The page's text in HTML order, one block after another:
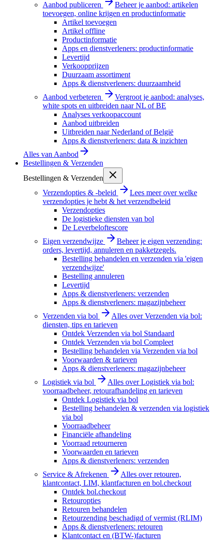
Aanbod publiceren
Beheer je aanbod: artikelen
toevoegen, online krijgen en productinformatie
Artikel toevoegen
Artikel offline
Productinformatie
Apps en dienstverleners: productinformatie
Levertijd
Verkoopprijzen
Duurzaam assortiment
Apps & dienstverleners: duurzaamheid
Aanbod verbeteren
Vergroot je aanbod: analyses,
white spots en uitbreiden naar NL of BE
Analyses verkoopaccount
Aanbod uitbreiden
Uitbreiden naar Nederland of België
Apps & dienstverleners: data & inzichten
Alles van Aanbod
Bestellingen & Verzenden
Bestellingen & Verzenden
Verzendopties & -beleid
Lees meer over welke
verzendopties je hebt & het verzendbeleid
Verzendopties
De logistieke diensten van bol
De Leverbeloftescore
Eigen verzendwijze
Beheer je eigen verzending:
orders, levertijd, annuleren en pakketzegels.
Bestelling behandelen en verzenden via 'eigen
verzendwijze'
Bestelling annuleren
Levertijd
Apps & dienstverleners: verzenden
Apps & dienstverleners: magazijnbeheer
Verzenden via bol
Alles over Verzenden via bol:
diensten, tips en tarieven
Ontdek Verzenden via bol Standaard
Ontdek Verzenden via bol Compleet
Bestelling behandelen via Verzenden via bol
Voorwaarden & tarieven
Apps & dienstverleners: magazijnbeheer
Logistiek via bol
Alles over Logistiek via bol:
voorraadbeheer, retourafhandeling en tarieven
Ontdek Logistiek via bol
Bestelling behandelen & verzenden via logistiek
via bol
Voorraadbeheer
Financiële afhandeling
Voorraad retourneren
Voorwaarden en tarieven
Apps & dienstverleners: verzenden
Service & Afrekenen
Alles over retouren,
klantcontact, LIM, klantfacturen en bol.checkout
Ontdek bol.checkout
Retouropties
Retouren behandelen
Retourzending beschadigd of vermist (RLIM)
Apps & dienstverleners: retouren
Klantcontact en (BTW-)facturen